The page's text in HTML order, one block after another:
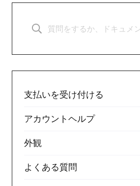
支払いを受け付ける
アカウントヘルプ
外観
よくある質問